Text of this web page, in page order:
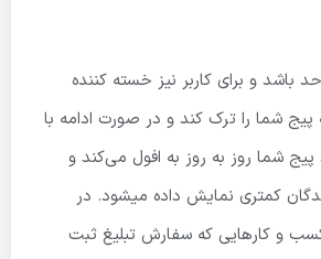
باشد و برای کاربر نیز خسته کننده
شما را ترک کند و در صورت ادامه با
پیج شما روز به روز به افول می‌کند و
کمتری نمایش داده میشود. در
و کارهایی که سفارش تبلیغ ثبت